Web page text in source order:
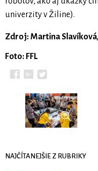
univerzity v Žiline).
Zdroj: Martina
Foto: FFL
NAJČÍTANEJŠIE Z RUBRIKY